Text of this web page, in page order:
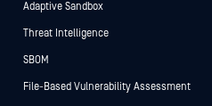
Adaptive Sandbox
Threat Intelligence
SBOM
File-Based Vulnerability Assessment